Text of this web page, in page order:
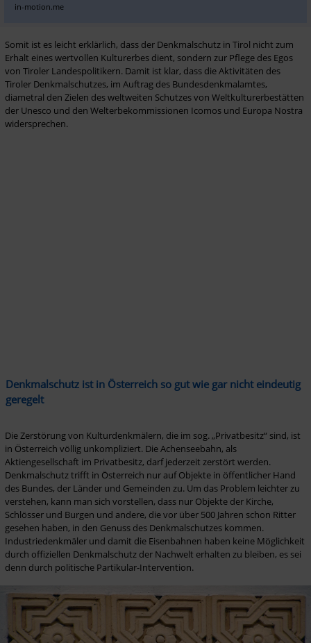
in-motion.me
Somit ist es leicht erklärlich, dass der Denkmalschutz in Tirol nicht zum
Erhalt eines wertvollen Kulturerbes dient, sondern zur Pflege des Egos
von Tiroler Landespolitikern. Damit ist klar, dass die Aktivitäten des
Tiroler Denkmalschutzes, im Auftrag des Bundesdenkmalamtes,
diametral den Zielen des weltweiten Schutzes von Weltkulturerbestätten
der Unesco und den Welterbekommissionen Icomos und Europa Nostra
widersprechen.
Denkmalschutz ist in Österreich so gut wie gar nicht eindeutig
geregelt
Die Zerstörung von Kulturdenkmälern, die im sog. „Privatbesitz“ sind, ist
in Österreich völlig unkompliziert. Die Achenseebahn, als
Aktiengesellschaft im Privatbesitz, darf jederzeit zerstört werden.
Denkmalschutz trifft in Österreich nur auf Objekte in öffentlicher Hand
des Bundes, der Länder und Gemeinden zu. Um das Problem leichter zu
verstehen, kann man sich vorstellen, dass nur Objekte der Kirche,
Schlösser und Burgen und andere, die vor über 500 Jahren schon Ritter
gesehen haben, in den Genuss des Denkmalschutzes kommen.
Industriedenkmäler und damit die Eisenbahnen haben keine Möglichkeit
durch offiziellen Denkmalschutz der Nachwelt erhalten zu bleiben, es sei
denn durch politische Partikular-Intervention.